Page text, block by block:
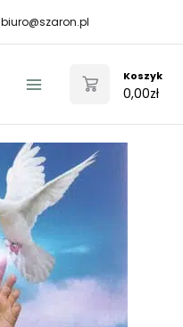
biuro@szaron.pl
Menu
Koszyk
0,00zł